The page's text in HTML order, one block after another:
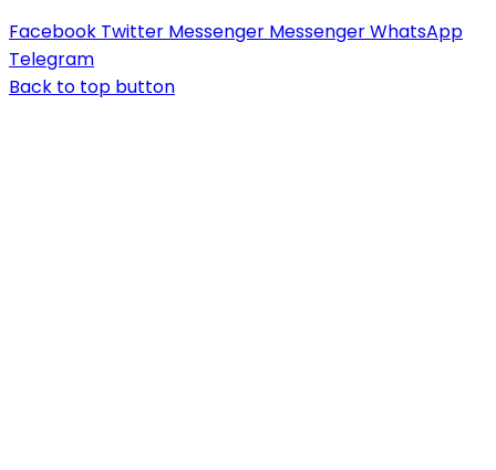
Facebook Twitter Messenger MessengerWhatsApp
Telegram
Back to top button